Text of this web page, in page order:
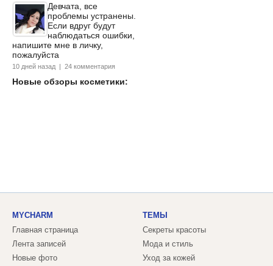
Девчата, все
проблемы устранены.
Если вдруг будут
наблюдаться ошибки,
напишите мне в личку,
пожалуйста
10 дней назад | 24 комментария
Новые обзоры косметики:
MYCHARM
Главная страница
Лента записей
Новые фото
ТЕМЫ
Секреты красоты
Мода и стиль
Уход за кожей